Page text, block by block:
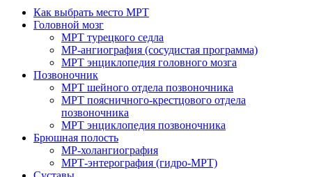
Как выбрать место МРТ
Головной мозг
МРТ турецкого седла
МР-ангиография (сосудистая программа)
МРТ энциклопедия головного мозга
Позвоночник
МРТ шейного отдела позвоночника
МРТ поясничного-крестцового отдела
позвоночника
МРТ энциклопедия позвоночника
Брюшная полость
МР-холангиография
МРТ-энтерография (гидро-МРТ)